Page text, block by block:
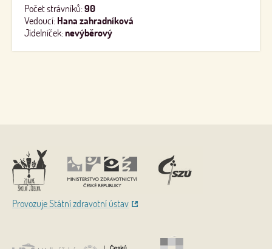
Počet strávníků:90
Vedoucí: Hana zahradníková
Jídelníček:nevýběrový
Provozuje Státní zdravotní ústav